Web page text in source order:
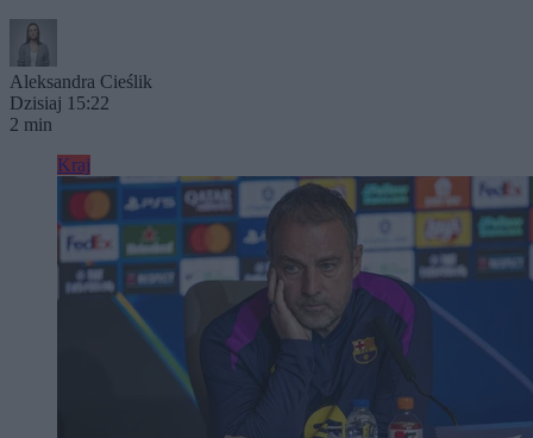
Aleksandra Cieślik
Dzisiaj 15:22
2 min
Kraj